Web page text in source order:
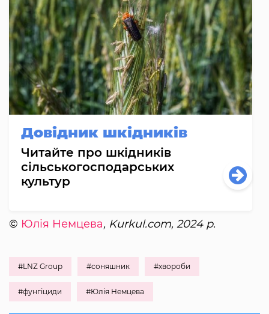
Довідник шкідників
Читайте про шкідників
сільськогосподарських
культур
© Юлія Немцева, Kurkul.com, 2024 р.
#LNZ Group #соняшник #хвороби
#фунгіциди #Юлія Немцева